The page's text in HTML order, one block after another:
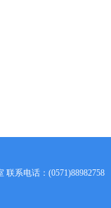
联系电话：(0571)88982758